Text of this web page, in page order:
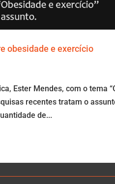
obesidade e exercício
Ester Mendes, com o tema
recentes tratam o
de...